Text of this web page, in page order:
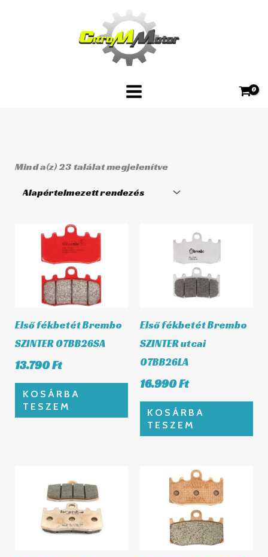
Mind a(z) 23 találat megjelenítve
Első fékbetét Brembo
SZINTER 07BB26SA
13.790Ft
KOSÁRBA
TESZEM
Első fékbetét Brembo
SZINTER utcai
07BB26LA
16.990Ft
KOSÁRBA
TESZEM